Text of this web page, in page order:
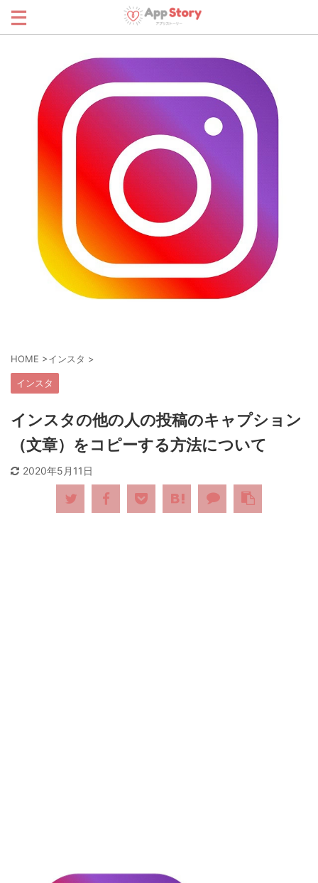
HOME >インスタ >
インスタ
インスタの他の人の投稿のキャプション
（文章）をコピーする方法について
2020年5月11日